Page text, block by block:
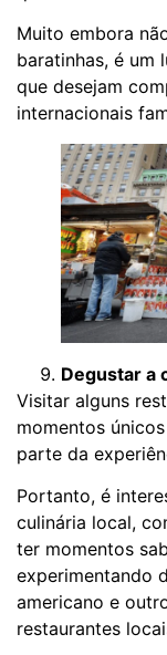
Muito embora
baratinhas, é um
que desejam
internacionais
Degustar a
Visitar alguns
momentos
parte da
Portanto, é
culinária local,
ter momentos
experimentando
americano e
restaurantes